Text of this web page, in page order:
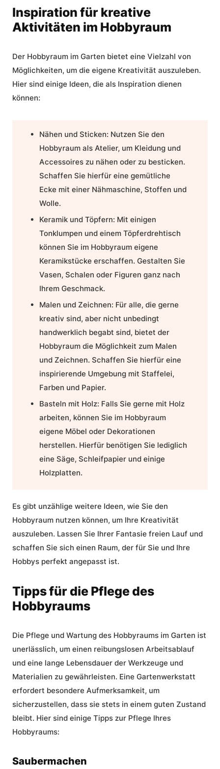
Inspiration für kreative
Aktivitäten im Hobbyraum
Der Hobbyraum im Garten bietet eine Vielzahl von
Möglichkeiten, um die eigene Kreativität auszuleben.
Hier sind einige Ideen, die als Inspiration dienen
können:
Nähen und Sticken: Nutzen Sie den
Hobbyraum als Atelier, um Kleidung und
Accessoires zu nähen oder zu besticken.
Schaffen Sie hierfür eine gemütliche
Ecke mit einer Nähmaschine, Stoffen und
Wolle.
Keramik und Töpfern: Mit einigen
Tonklumpen und einem Töpferdrehtisch
können Sie im Hobbyraum eigene
Keramikstücke erschaffen. Gestalten Sie
Vasen, Schalen oder Figuren ganz nach
Ihrem Geschmack.
Malen und Zeichnen: Für alle, die gerne
kreativ sind, aber nicht unbedingt
handwerklich begabt sind, bietet der
Hobbyraum die Möglichkeit zum Malen
und Zeichnen. Schaffen Sie hierfür eine
inspirierende Umgebung mit Staffelei,
Farben und Papier.
Basteln mit Holz: Falls Sie gerne mit Holz
arbeiten, können Sie im Hobbyraum
eigene Möbel oder Dekorationen
herstellen. Hierfür benötigen Sie lediglich
eine Säge, Schleifpapier und einige
Holzplatten.
Es gibt unzählige weitere Ideen, wie Sie den
Hobbyraum nutzen können, um Ihre Kreativität
auszuleben. Lassen Sie Ihrer Fantasie freien Lauf und
schaffen Sie sich einen Raum, der für Sie und Ihre
Hobbys perfekt angepasst ist.
Tipps für die Pflege des
Hobbyraums
Die Pflege und Wartung des Hobbyraums im Garten ist
unerlässlich, um einen reibungslosen Arbeitsablauf
und eine lange Lebensdauer der Werkzeuge und
Materialien zu gewährleisten. Eine Gartenwerkstatt
erfordert besondere Aufmerksamkeit, um
sicherzustellen, dass sie stets in einem guten Zustand
bleibt. Hier sind einige Tipps zur Pflege Ihres
Hobbyraums:
Saubermachen